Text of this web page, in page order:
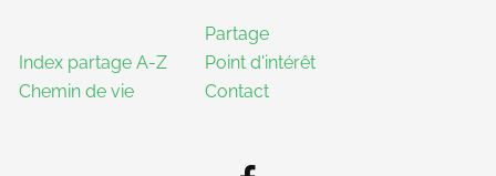
Index partage A-Z
Chemin de vie
Partage
Point d'intérêt
Contact